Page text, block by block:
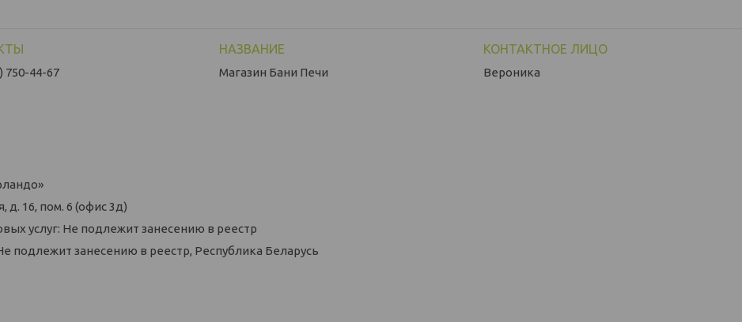
750-44-67
Магазин Бани Печи Вероника
д. 16, пом. 6 (офис 3д)
услуг: Не подлежит занесению в реестр
подлежит занесению в реестр, Республика Беларусь